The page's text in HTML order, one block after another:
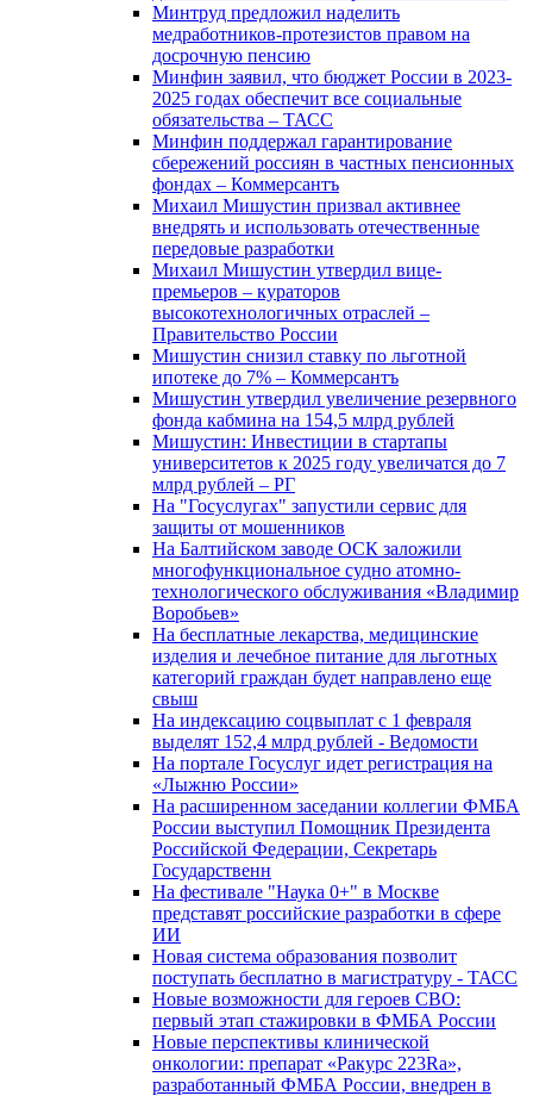
Минтруд предложил наделить
медработников-протезистов правом на
досрочную пенсию
Минфин заявил, что бюджет России в 2023-
2025 годах обеспечит все социальные
обязательства – ТАСС
Минфин поддержал гарантирование
сбережений россиян в частных пенсионных
фондах – Коммерсантъ
Михаил Мишустин призвал активнее
внедрять и использовать отечественные
передовые разработки
Михаил Мишустин утвердил вице-
премьеров – кураторов
высокотехнологичных отраслей –
Правительство России
Мишустин снизил ставку по льготной
ипотеке до 7% – Коммерсантъ
Мишустин утвердил увеличение резервного
фонда кабмина на 154,5 млрд рублей
Мишустин: Инвестиции в стартапы
университетов к 2025 году увеличатся до 7
млрд рублей – РГ
На "Госуслугах" запустили сервис для
защиты от мошенников
На Балтийском заводе ОСК заложили
многофункциональное судно атомно-
технологического обслуживания «Владимир
Воробьев»
На бесплатные лекарства, медицинские
изделия и лечебное питание для льготных
категорий граждан будет направлено еще
свыш
На индексацию соцвыплат с 1 февраля
выделят 152,4 млрд рублей - Ведомости
На портале Госуслуг идет регистрация на
«Лыжню России»
На расширенном заседании коллегии ФМБА
России выступил Помощник Президента
Российской Федерации, Секретарь
Государственн
На фестивале "Наука 0+" в Москве
представят российские разработки в сфере
ИИ
Новая система образования позволит
поступать бесплатно в магистратуру - ТАСС
Новые возможности для героев СВО:
первый этап стажировки в ФМБА России
Новые перспективы клинической
онкологии: препарат «Ракурс 223Ra»,
разработанный ФМБА России, внедрен в